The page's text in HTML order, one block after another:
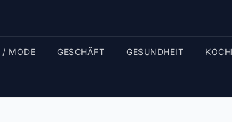
/ MODE GESCHÄFT GESUNDHEIT